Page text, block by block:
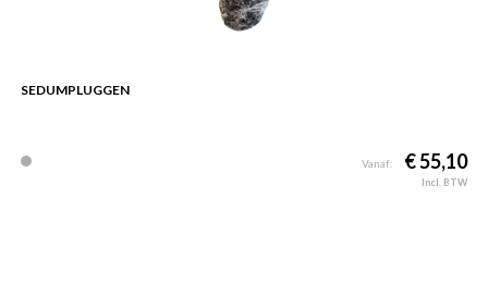
SEDUMPLUGGEN
Vanaf: € 55,10
Incl. BTW